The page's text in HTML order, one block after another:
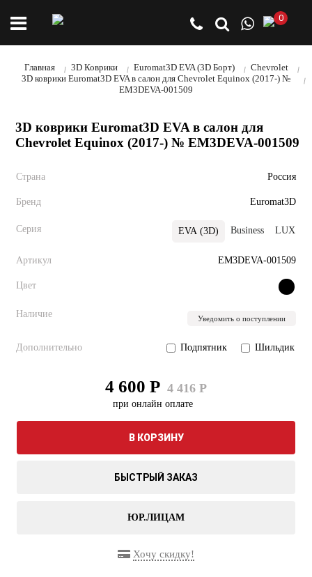
0
Главная 3D Коврики Euromat3D EVA (3D Борт)
Chevrolet
3D коврики Euromat3D EVA в салон для Chevrolet Equinox (2017-) №
EM3DEVA-001509
3D коврики Euromat3D EVA в салон для
Chevrolet Equinox (2017-) № EM3DEVA-001509
Страна Россия
Бренд Euromat3D
Серия EVA (3D) Business LUX
Артикул EM3DEVA-001509
Цвет
Наличие Уведомить о поступлении
Дополнительно Подпятник Шильдик
4 600 Р 4 416 Р
при онлайн оплате
В КОРЗИНУ
БЫСТРЫЙ ЗАКАЗ
ЮР.ЛИЦАМ
Хочу скидку!